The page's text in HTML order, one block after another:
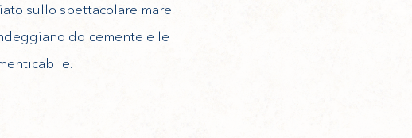
sullo spettacolare mare.
dolcemente e le